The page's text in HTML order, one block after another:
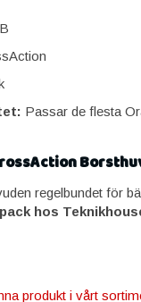
Passar de flesta
regelbundet för
hos
produkt i vårt